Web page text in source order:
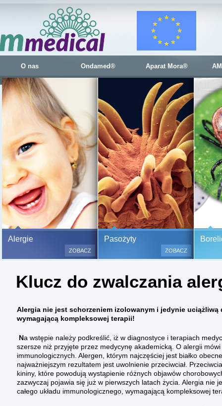
O nas Ondamed® Aparat Mora®
Alergie
Bezbolesne testy alergiczne
500 alergenów oraz zabiegi
odczulające.
(bez nakłuwania i nacinania,
bardzo ważne w przypadku
ZOBACZ
Pasożyty
ZOBACZ
Klucz do zwalczania
Alergia nie jest schorzeniem izolowanym i jedynie
wymagającą kompleksowej terapii!
Na wstępie należy podkreślić, iż w diagnostyce i terapiach
szersze niż przyjęte przez medycynę akademicką. O alergii
immunologicz­nych. Alergen, którym najczęściej jest białko
najważniejszym rezultatem jest uwolnienie przeciwciał.
kininy, które powodują wystąpienie różnych ob­jawów
zazwyczaj pojawia się już w pierwszych latach życia. Alergia nie
całego układu immunologicznego, wymagającą kompleksowej